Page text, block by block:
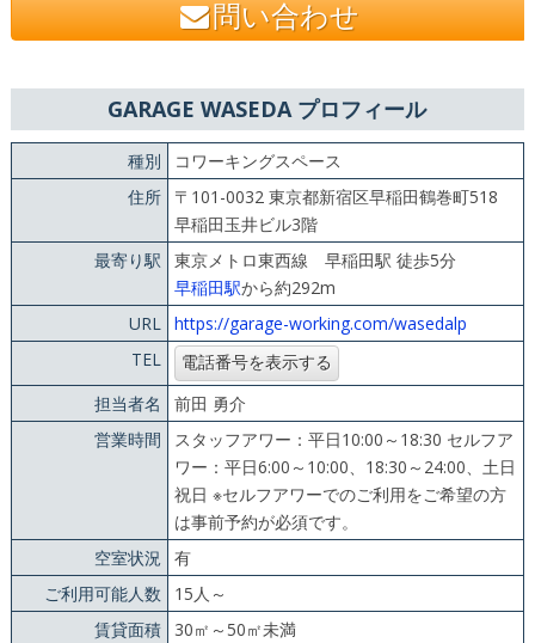
問い合わせ
GARAGE WASEDA プロフィール
種別
コワーキングスペース
住所
〒101-0032 東京都新宿区早稲田鶴巻町518
早稲田玉井ビル3階
最寄り駅
東京メトロ東西線 早稲田駅 徒歩5分
早稲田駅から約292m
URL https://garage-working.com/wasedalp
TEL
担当者名
前田 勇介
営業時間
スタッフアワー：平日10:00～18:30 セルフア
ワー：平日6:00～10:00、18:30～24:00、土日
祝日 ※セルフアワーでのご利用をご希望の方
は事前予約が必須です。
空室状況 有
ご利用可能人数
15人～
賃貸面積
30㎡～50㎡未満